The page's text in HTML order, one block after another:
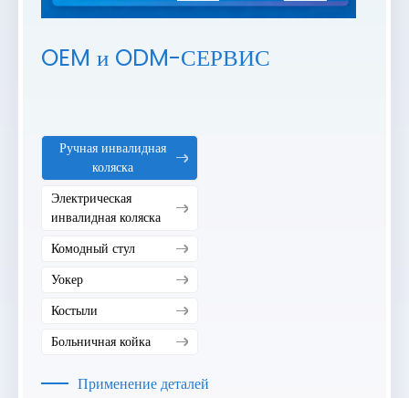
OEM и ODM-СЕРВИС
Ручная инвалидная
коляска
Электрическая
инвалидная коляска
Комодный стул
Уокер
Костыли
Больничная койка
Применение деталей